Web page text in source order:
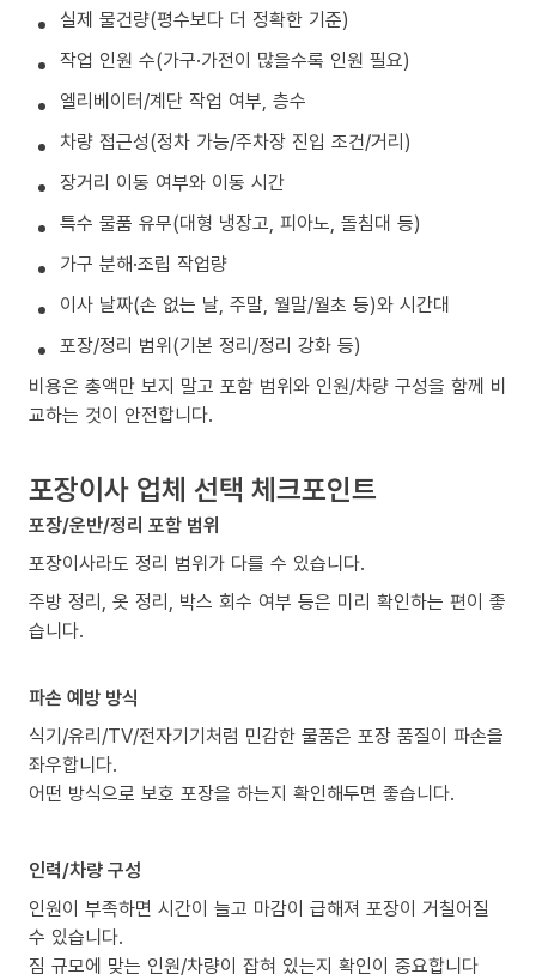
실제 물건량(평수보다 더 정확한 기준)
작업 인원 수(가구·가전이 많을수록 인원 필요)
엘리베이터/계단 작업 여부, 층수
차량 접근성(정차 가능/주차장 진입 조건/거리)
장거리 이동 여부와 이동 시간
특수 물품 유무(대형 냉장고, 피아노, 돌침대 등)
가구 분해·조립 작업량
이사 날짜(손 없는 날, 주말, 월말/월초 등)와 시간대
포장/정리 범위(기본 정리/정리 강화 등)
비용은 총액만 보지 말고 포함 범위와 인원/차량 구성을 함께 비
교하는 것이 안전합니다.
포장이사 업체 선택 체크포인트
포장/운반/정리 포함 범위
포장이사라도 정리 범위가 다를 수 있습니다.
주방 정리, 옷 정리, 박스 회수 여부 등은 미리 확인하는 편이 좋
습니다.
파손 예방 방식
식기/유리/TV/전자기기처럼 민감한 물품은 포장 품질이 파손을
좌우합니다.
어떤 방식으로 보호 포장을 하는지 확인해두면 좋습니다.
인력/차량 구성
인원이 부족하면 시간이 늘고 마감이 급해져 포장이 거칠어질
수 있습니다.
짐 규모에 맞는 인원/차량이 잡혀 있는지 확인이 중요합니다